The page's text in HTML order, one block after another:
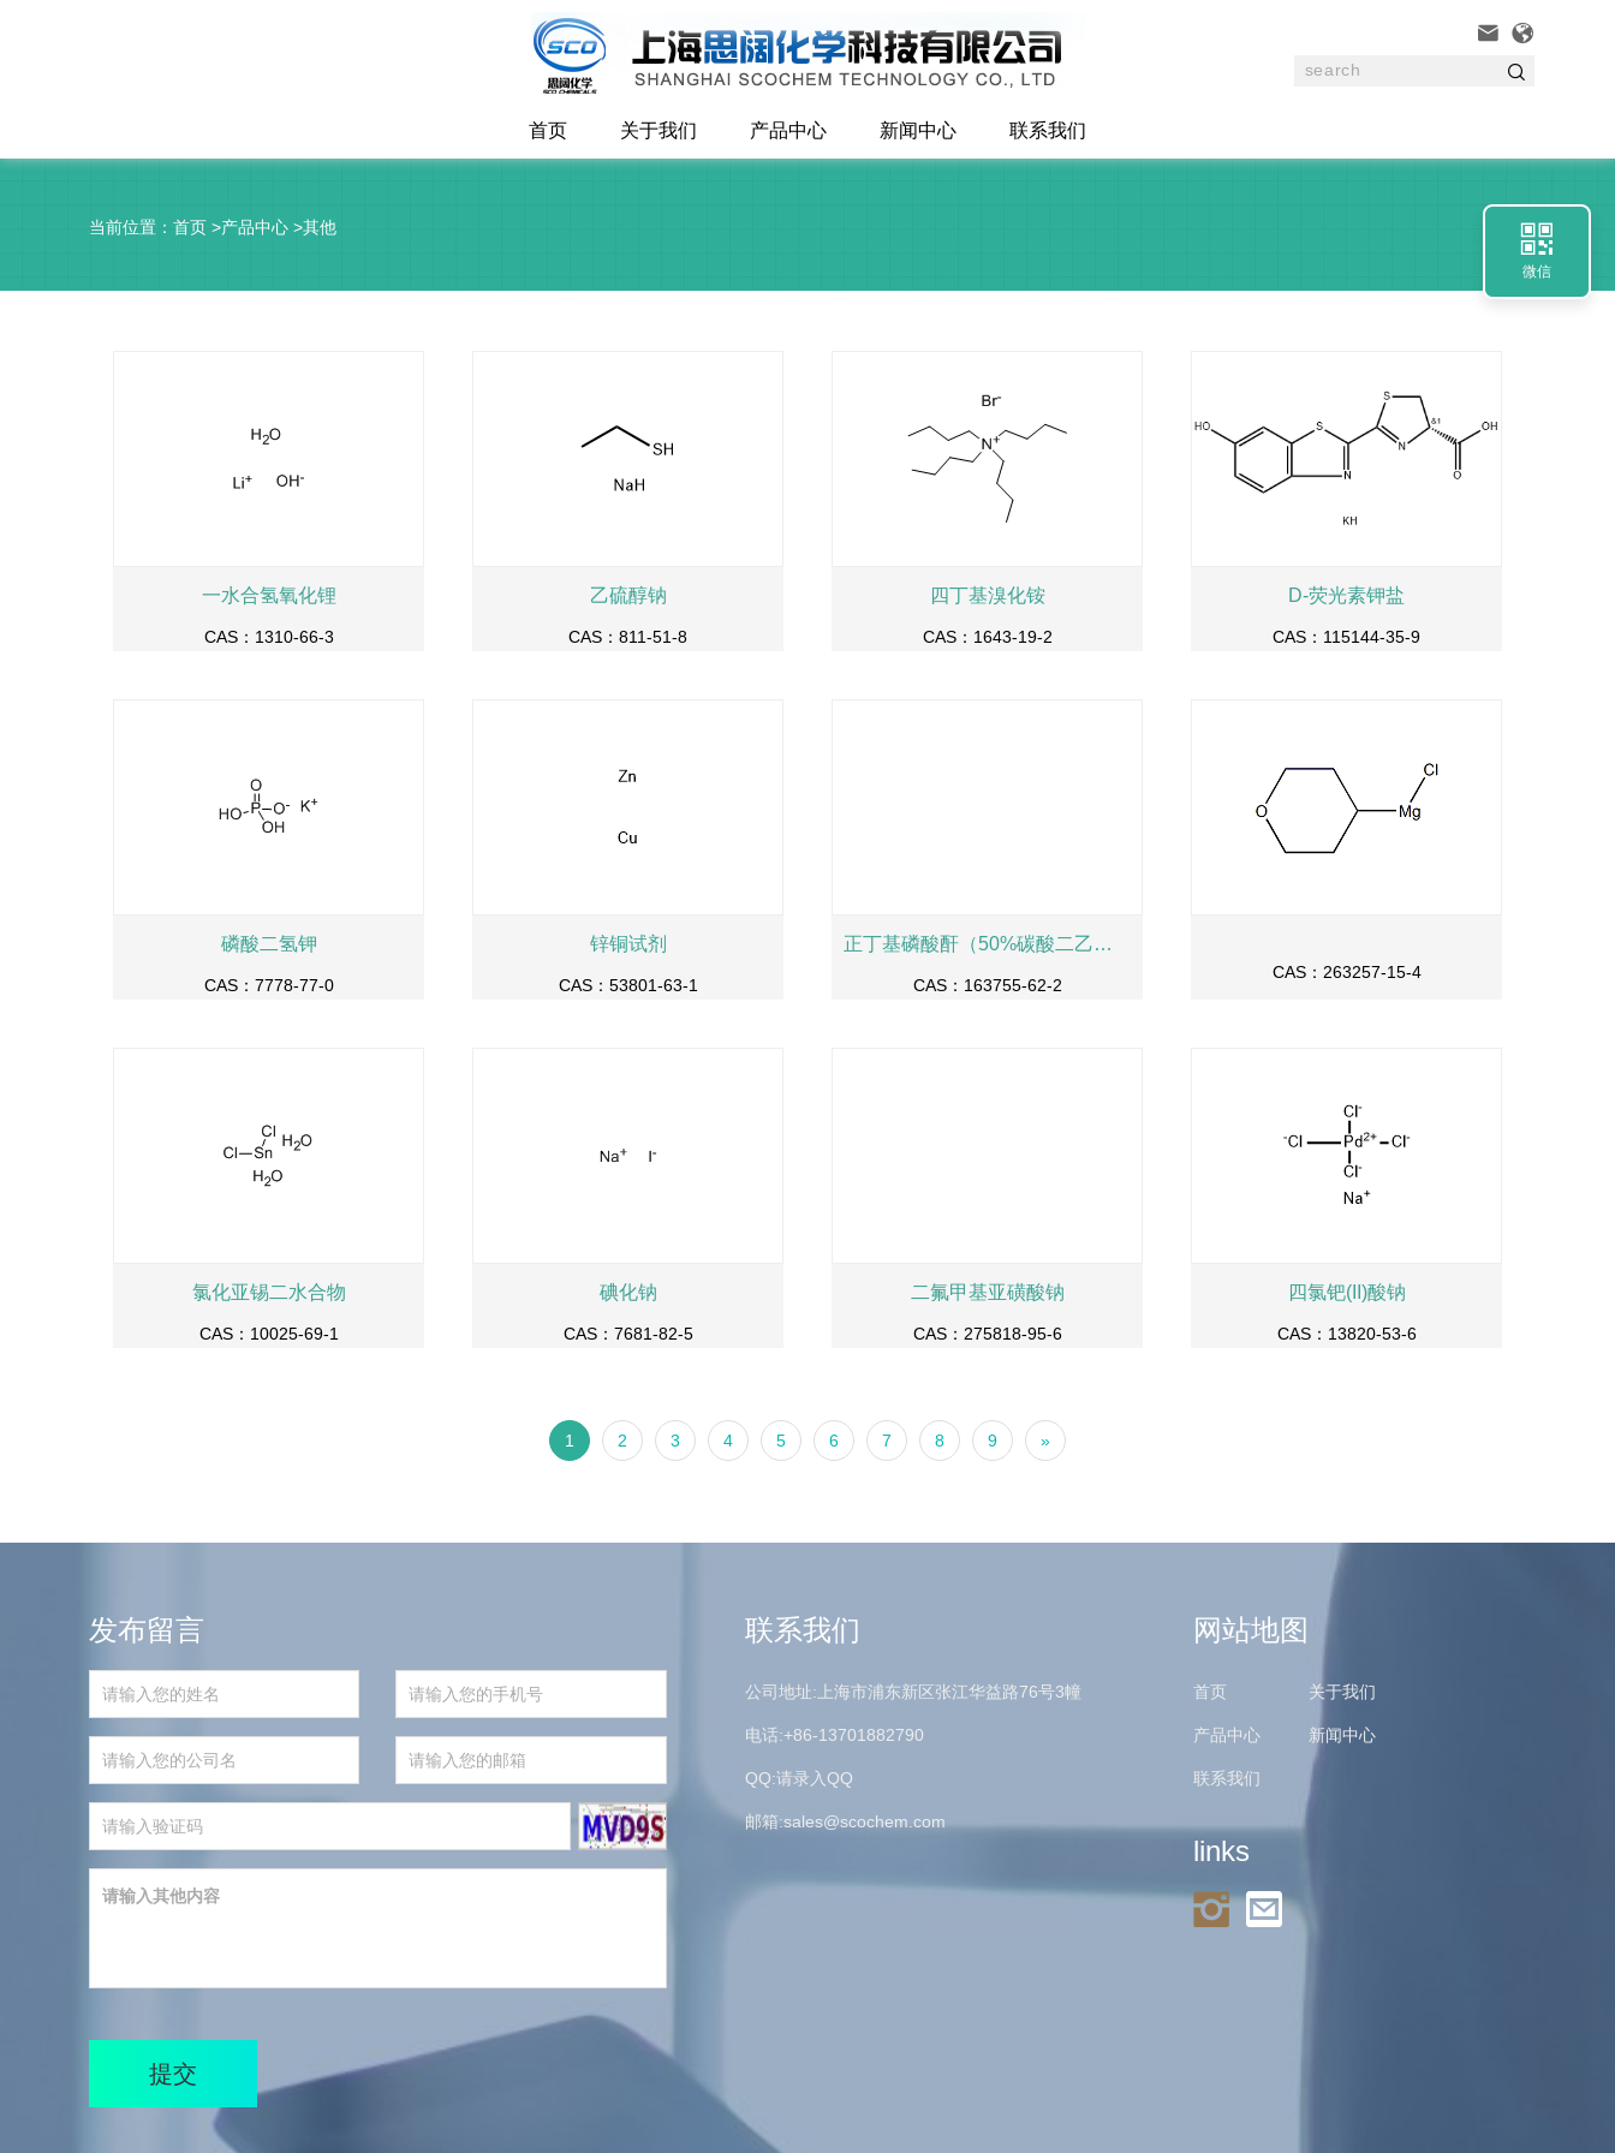
 

首页 关于我们 产品中心 新闻中心 联系我们
当前位置： 首页 >产品中心 >其他 
微信
一水合氢氧化锂
CAS：1310-66-3
乙硫醇钠
CAS：811-51-8
四丁基溴化铵
CAS：1643-19-2
D-荧光素钾盐
CAS：115144-35-9
磷酸二氢钾
CAS：7778-77-0
锌铜试剂
CAS：53801-63-1
正丁基磷酸酐（50%碳酸二乙酯溶液）
CAS：163755-62-2
CAS：263257-15-4
氯化亚锡二水合物
CAS：10025-69-1
碘化钠
CAS：7681-82-5
二氟甲基亚磺酸钠
CAS：275818-95-6
四氯钯(II)酸钠
CAS：13820-53-6
1 2 3 4 5 6 7 8 9 »
发布留言
提交
联系我们
公司地址:上海市浦东新区张江华益路76号3幢
电话:+86-13701882790
QQ:请录入QQ
邮箱:sales@scochem.com
网站地图
首页 关于我们
产品中心 新闻中心
联系我们
links